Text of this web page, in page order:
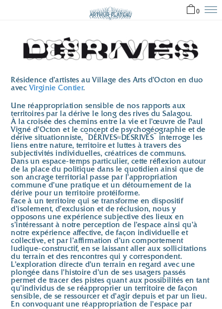
0
Résidence d’artistes au Village des Arts d’Octon en duo
avecVirginie Contier.
Une réappropriation sensible de nos rapports aux
territoires par la dérive le long des rives du Salagou.
À la croisée des chemins entre la vie et l’œuvre de Paul
Vigné d’Octon et le concept de psychogéographie et de
dérive situationniste, ~DÉRIVES≈DESRIVES~ interroge les
liens entre nature, territoire et luttes à travers des
subjectivités individuelles, créatrices de communs.
Dans un espace-temps particulier, cette réflexion autour
de la place du politique dans le quotidien ainsi que de
son ancrage territorial passe par l’appropriation
commune d’une pratique et un détournement de la
dérive pour un territoire protéiforme.
Face à un territoire qui se transforme en dispositif
d’isolement, d’exclusion et de réclusion, nous y
opposons une expérience subjective des lieux en
s’intéressant à notre perception de l’espace ainsi qu’à
notre expérience affective, de façon individuelle et
collective, et par l’affirmation d’un comportement
ludique-constructif, en se laissant aller aux sollicitations
du terrain et des rencontres qui y correspondent.
L’exploration directe d’un terrain en regard avec une
plongée dans l’histoire d’un de ses usagers passés
permet de tracer des pistes quant aux possibilités en tant
qu’individus de se réapproprier un territoire de façon
sensible, de se ressourcer et d’agir depuis et par un lieu.
En convoquant une réappropriation de l’espace par